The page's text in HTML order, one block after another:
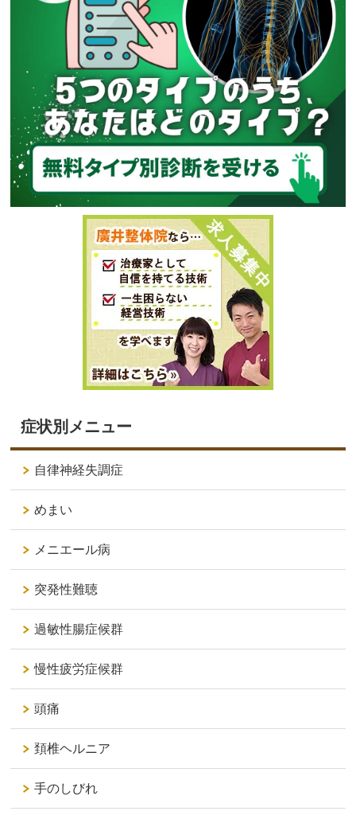
症状別メニュー
自律神経失調症
めまい
メニエール病
突発性難聴
過敏性腸症候群
慢性疲労症候群
頭痛
頚椎ヘルニア
手のしびれ